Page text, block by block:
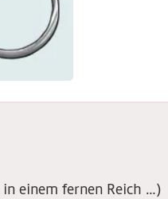
einem fernen Reich …)